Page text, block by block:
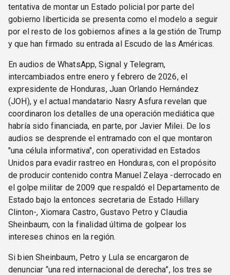
tentativa de montar un Estado policial por parte del
gobierno liberticida se presenta como el modelo a seguir
por el resto de los gobiernos afines a la gestión de Trump
y que han firmado su entrada al Escudo de las Américas.
En audios de WhatsApp, Signal y Telegram,
intercambiados entre enero y febrero de 2026, el
expresidente de Honduras, Juan Orlando Hernández
(JOH), y el actual mandatario Nasry Asfura revelan que
coordinaron los detalles de una operación mediática que
habría sido financiada, en parte, por Javier Milei. De los
audios se desprende el entramado con el que montaron
"una célula informativa", con operatividad en Estados
Unidos para evadir rastreo en Honduras, con el propósito
de producir contenido contra Manuel Zelaya -derrocado en
el golpe militar de 2009 que respaldó el Departamento de
Estado bajo la entonces secretaria de Estado Hillary
Clinton-, Xiomara Castro, Gustavo Petro y Claudia
Sheinbaum, con la finalidad última de golpear los
intereses chinos en la región.
Si bien Sheinbaum, Petro y Lula se encargaron de
denunciar “una red internacional de derecha”, los tres se